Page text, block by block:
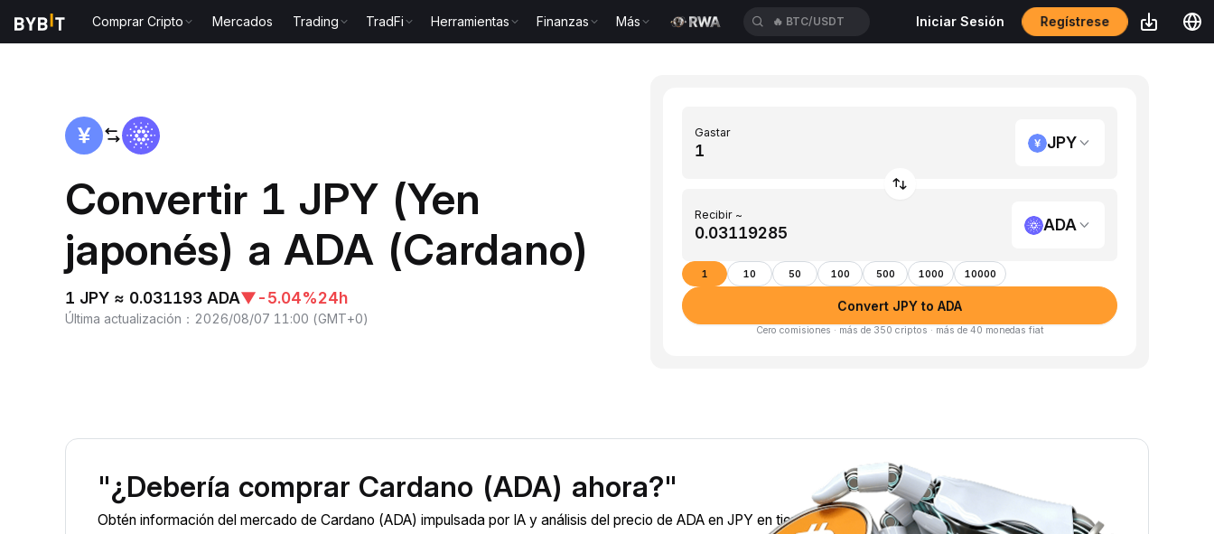
Comprar Cripto Mercados Trading TradFi Herramientas Finanzas Más 🔥 BTC/USDT Iniciar Sesión Regístrese
Convertir 1 JPY (Yen
japonés) a ADA (Cardano)
1 JPY ≈ 0.031193 ADA▼-5.04%24h
Última actualización ： 2026/08/07 11:00 (GMT+0)
Gastar
JPY
Recibir ~
ADA
1 10 50 100 500 1000 10000
Convert JPY to ADA
Cero comisiones · más de 350 criptos · más de 40 monedas fiat
"¿Debería comprar Cardano (ADA) ahora?"
Obtén información del mercado de Cardano (ADA) impulsada por IA y análisis del precio de ADA en JPY en tiempo